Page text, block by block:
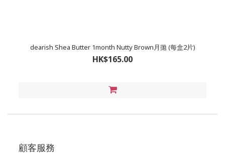
dearish Shea Butter 1month Nutty Brown月拋 (每盒2片)
HK$165.00
顧客服務